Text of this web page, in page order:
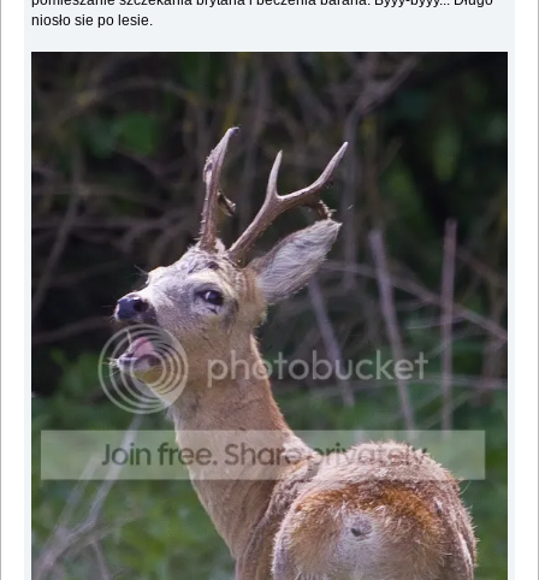
niosło sie po lesie.